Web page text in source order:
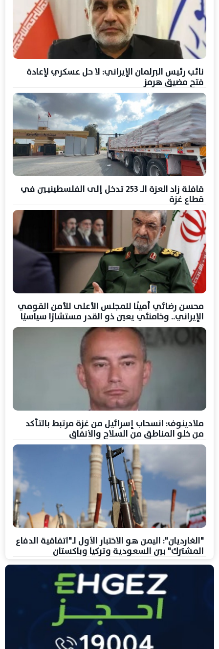
نائب رئيس البرلمان الإيراني: لا حل عسكري لإعادة
فتح مضيق هرمز
قافلة زاد العزة الـ 253 تدخل إلى الفلسطينيين في
قطاع غزة
محسن رضائي أمينًا للمجلس الأعلى للأمن القومي
الإيراني.. وخامنئي يعين ذو القدر مستشارًا سياسيًا
ملادينوف: انسحاب إسرائيل من غزة مرتبط بالتأكد
من خلو المناطق من السلاح والأنفاق
"الغارديان": اليمن هو الاختبار الأول لـ"اتفاقية الدفاع
المشترك" بين السعودية وتركيا وباكستان